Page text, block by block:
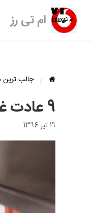
ام تی رز
جالب ترین
9 عادت غیرمعمولی، که نشان می‌دهد شما باهوش ترید
19 تیر 1396